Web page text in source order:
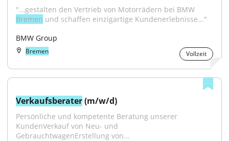
Bremen und schaffen einzigartige Kundenerlebnisse..."
BMW Group
Bremen Vollzeit
Verkaufsberater (m/w/d)
Persönliche und kompetente Beratung unserer
KundenVerkauf von Neu- und
GebrauchtwagenErstellung von...